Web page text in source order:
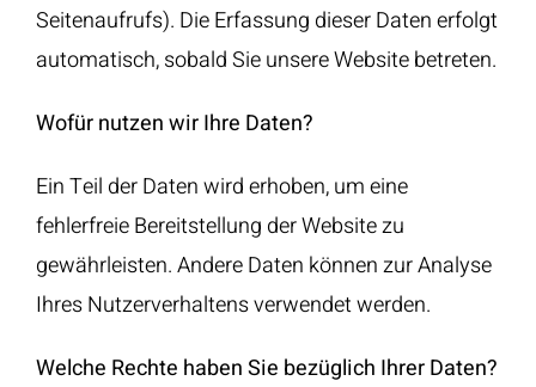
Seitenaufrufs). Die Erfassung dieser Daten erfolgt
automatisch, sobald Sie unsere Website betreten.
Wofür nutzen wir Ihre Daten?
Ein Teil der Daten wird erhoben, um eine
fehlerfreie Bereitstellung der Website zu
gewährleisten. Andere Daten können zur Analyse
Ihres Nutzerverhaltens verwendet werden.
Welche Rechte haben Sie bezüglich Ihrer Daten?